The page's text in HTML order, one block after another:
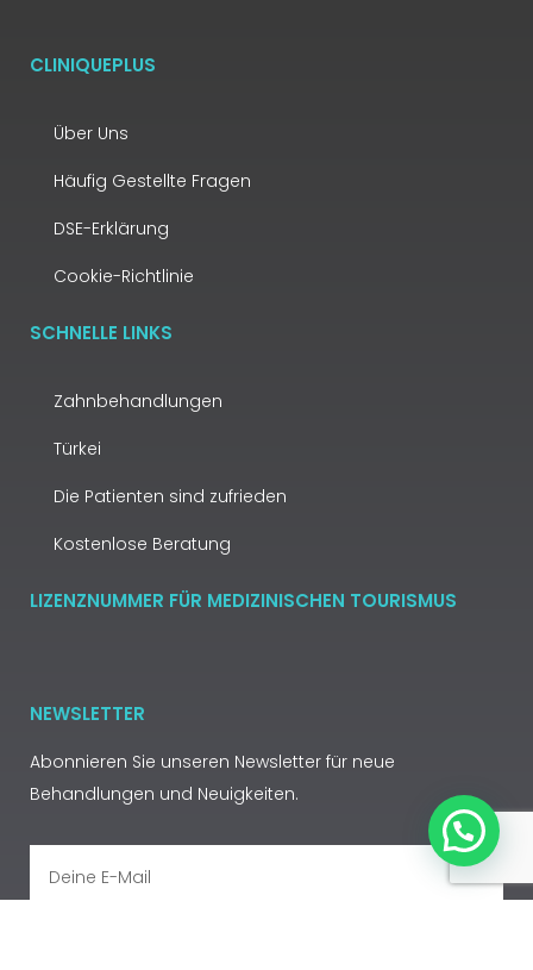
CLINIQUEPLUS
Über Uns
Häufig Gestellte Fragen
DSE-Erklärung
Cookie-Richtlinie
SCHNELLE LINKS
Zahnbehandlungen
Türkei
Die Patienten sind zufrieden
Kostenlose Beratung
LIZENZNUMMER FÜR MEDIZINISCHEN TOURISMUS
NEWSLETTER
Abonnieren Sie unseren Newsletter für neue
Behandlungen und Neuigkeiten.